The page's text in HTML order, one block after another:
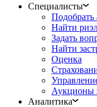
Специалисты
Подобрать
Найти
Задать
Найти
Оценка
Аукционы
Аналитика